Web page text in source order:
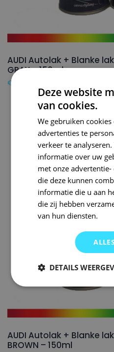
AUDI Autolak + Blanke
GRAY – 150ml
€
AUDI Autolak + Blanke
BROWN – 150ml
Deze website
van cookies.
We gebruiken
advertenties te
verkeer te
informatie over uw
met onze
die deze kunnen
informatie die u aan
die zij hebben
van hun diensten.
DETAILS